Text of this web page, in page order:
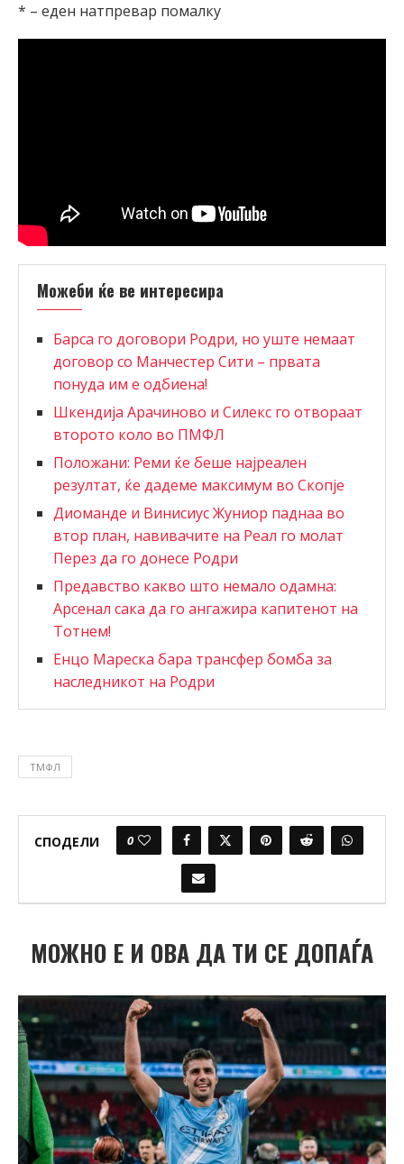
* – еден натпревар помалку
Можеби ќе ве интересира
Барса го договори Родри, но уште немаат
договор со Манчестер Сити – првата
понуда им е одбиена!
Шкендија Арачиново и Силекс го отвораат
второто коло во ПМФЛ
Положани: Реми ќе беше најреален
резултат, ќе дадеме максимум во Скопје
Диоманде и Винисиус Жуниор паднаа во
втор план, навивачите на Реал го молат
Перез да го донесе Родри
Предавство какво што немало одамна:
Арсенал сака да го ангажира капитенот на
Тотнем!
Енцо Мареска бара трансфер бомба за
наследникот на Родри
ТМФЛ
СПОДЕЛИ 0
МОЖНО Е И ОВА ДА ТИ СЕ ДОПАЃА